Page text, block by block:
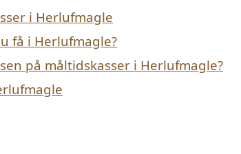
i Herlufmagle
få i Herlufmagle?
på måltidskasser i Herlufmagle?